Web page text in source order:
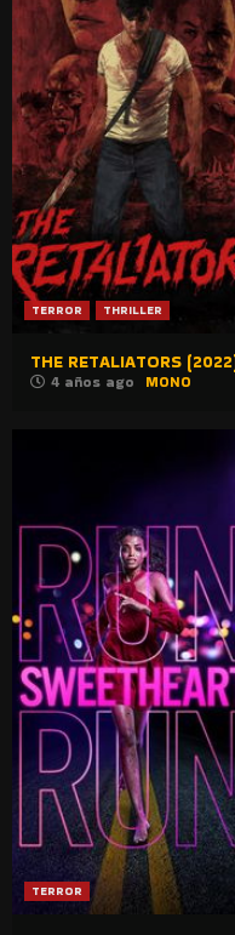
TERROR THRILLER
THE RETALIATORS
4 años ago MONO
TERROR